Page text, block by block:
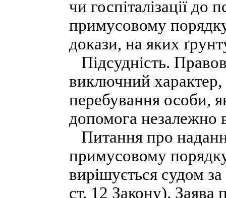
чи госпіталізації до
примусовому
докази, на яких
Підсудність.
виключний
перебування особи,
допомога незалежно
Питання про
примусовому
вирішується судом
ст. 12 Закону). Заява